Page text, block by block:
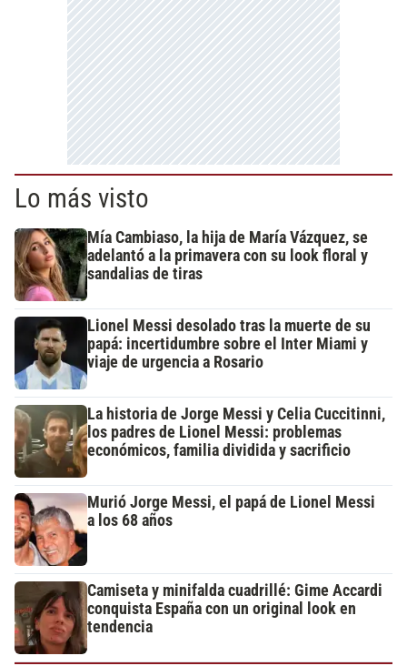
Lo más visto
Mía Cambiaso, la hija de María Vázquez, se
adelantó a la primavera con su look floral y
sandalias de tiras
Lionel Messi desolado tras la muerte de su
papá: incertidumbre sobre el Inter Miami y
viaje de urgencia a Rosario
La historia de Jorge Messi y Celia Cuccitinni,
los padres de Lionel Messi: problemas
económicos, familia dividida y sacrificio
Murió Jorge Messi, el papá de Lionel Messi
a los 68 años
Camiseta y minifalda cuadrillé: Gime Accardi
conquista España con un original look en
tendencia